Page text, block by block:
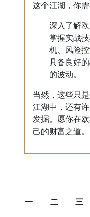
这个江湖，你
深入了解
掌握实战
机、风险控
具备良好
的波动。
当然，这些只
江湖中，还有
发掘。愿你在
己的财富之道。
一 二 三